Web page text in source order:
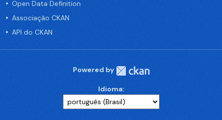
Open Data Definition
Associação CKAN
API do CKAN
Powered by
Idioma